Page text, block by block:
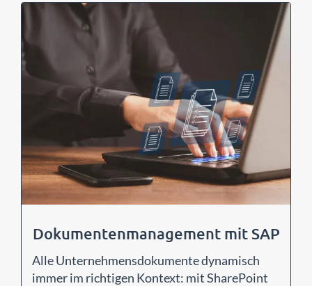
Dokumentenmanagement mit SAP
Alle Unternehmensdokumente dynamisch
immer im richtigen Kontext: mit SharePoint